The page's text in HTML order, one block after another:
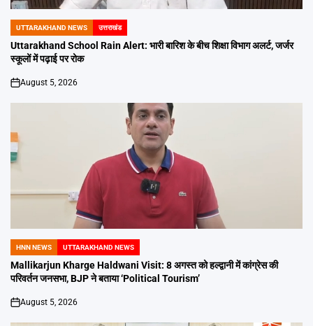
POSTED
IN
UTTARAKHAND NEWS उत्तराखंड
Uttarakhand School Rain Alert: भारी बारिश के बीच शिक्षा विभाग अलर्ट, जर्जर
स्कूलों में पढ़ाई पर रोक
on
August 5, 2026
POSTED
IN
HNN NEWS UTTARAKHAND NEWS
Mallikarjun Kharge Haldwani Visit: 8 अगस्त को हल्द्वानी में कांग्रेस की
परिवर्तन जनसभा, BJP ने बताया ‘Political Tourism’
on
August 5, 2026